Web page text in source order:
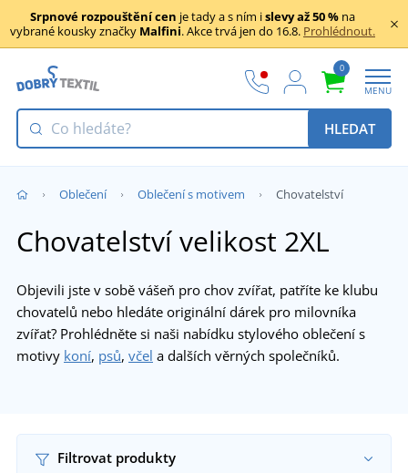
Srpnové rozpouštění cen je tady a s ním islevy až 50 % na
vybrané kousky značky Malfini. Akce trvá jen do 16.8. Prohlédnout.
0
MENU
HLEDAT
Oblečení Oblečení s motivem Chovatelství
Chovatelství velikost 2XL
Objevili jste v sobě vášeň pro chov zvířat, patříte ke klubu
chovatelů nebo hledáte originální dárek pro milovníka
zvířat? Prohlédněte si naši nabídku stylového oblečení s
motivy koní, psů, včel a dalších věrných společníků.
Filtrovat produkty